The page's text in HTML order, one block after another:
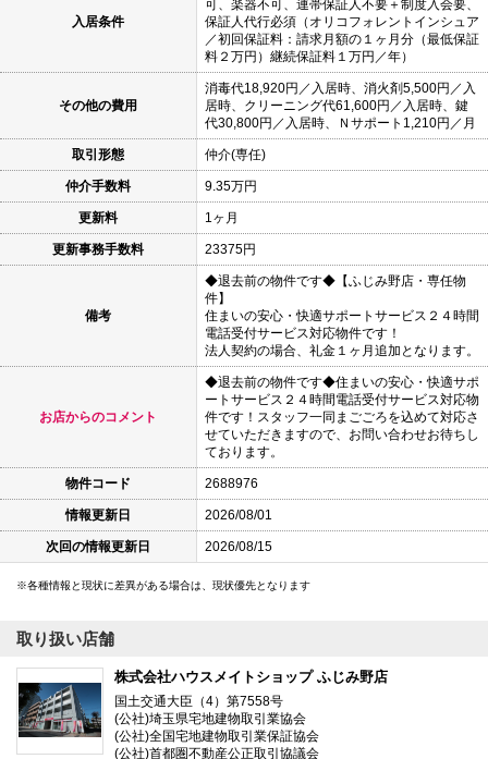
入居条件
可、楽器不可、連帯保証人不要＋制度入会要、
保証人代行必須（オリコフォレントインシュア
／初回保証料：請求月額の１ヶ月分（最低保証
料２万円）継続保証料１万円／年）
その他の費用
消毒代18,920円／入居時、消火剤5,500円／入
居時、クリーニング代61,600円／入居時、鍵
代30,800円／入居時、Ｎサポート1,210円／月
取引形態 仲介(専任)
仲介手数料 9.35万円
更新料 1ヶ月
更新事務手数料 23375円
備考
◆退去前の物件です◆【ふじみ野店・専任物
件】
住まいの安心・快適サポートサービス２４時間
電話受付サービス対応物件です！
法人契約の場合、礼金１ヶ月追加となります。
お店からのコメント
◆退去前の物件です◆住まいの安心・快適サポ
ートサービス２４時間電話受付サービス対応物
件です！スタッフ一同まごごろを込めて対応さ
せていただきますので、お問い合わせお待ちし
ております。
物件コード 2688976
情報更新日 2026/08/01
次回の情報更新日 2026/08/15
各種情報と現状に差異がある場合は、現状優先となります
取り扱い店舗
株式会社ハウスメイトショップ ふじみ野店
国土交通大臣（4）第7558号
(公社)埼玉県宅地建物取引業協会
(公社)全国宅地建物取引業保証協会
(公社)首都圏不動産公正取引協議会